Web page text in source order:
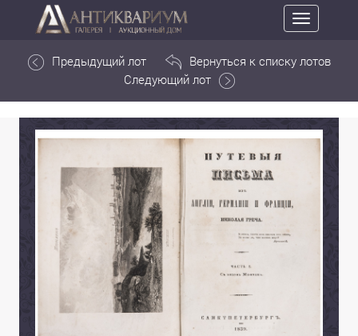
Toggle
navigation
Предыдущий лот
Вернуться к списку лотов
Следующий лот